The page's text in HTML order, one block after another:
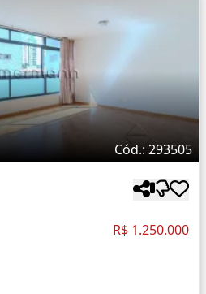
Cód.: 293505
R$ 1.250.000